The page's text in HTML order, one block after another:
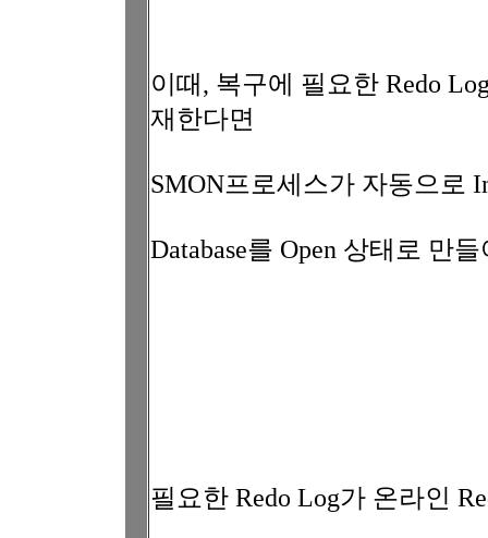
이때, 복구에 필요한 Redo
재한다면
SMON프로세스가 자동으로
Database를 Open 상태로 만
필요한 Redo Log가 온라인